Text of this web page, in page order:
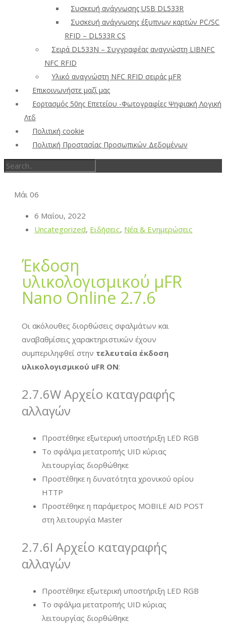
Συσκευή ανάγνωσης USB DL533R
Συσκευή ανάγνωσης έξυπνων καρτών PC/SC
RFID – DL533R CS
Σειρά DL533N – Συγγραφέας αναγνώστη LIBNFC
NFC RFID
Υλικό αναγνώστη NFC RFID σειράς μFR
Επικοινωνήστε μαζί μας
Εορτασμός 50ης Επετείου -Φωτογραφίες Ψηφιακή Λογική
Λτδ
Πολιτική cookie
Πολιτική Προστασίας Προσωπικών Δεδομένων
Μάι 06
6 Μαΐου, 2022
Uncategorized, Ειδήσεις, Νέα & Ενημερώσεις
Έκδοση
υλικολογισμικού μFR
Nano Online 2.7.6
Οι ακόλουθες διορθώσεις σφαλμάτων και
αναβαθμίσεις χαρακτηριστικών έχουν
συμπεριληφθεί στην τελευταία έκδοση
υλικολογισμικού uFR ON:
2.7.6W Αρχείο καταγραφής
αλλαγών
Προστέθηκε εξωτερική υποστήριξη LED RGB
Το σφάλμα μετατροπής UID κύριας
λειτουργίας διορθώθηκε
Προστέθηκε η δυνατότητα χρονικού ορίου
HTTP
Προστέθηκε η παράμετρος MOBILE AID POST
στη λειτουργία Master
2.7.6I Αρχείο καταγραφής
αλλαγών
Προστέθηκε εξωτερική υποστήριξη LED RGB
Το σφάλμα μετατροπής UID κύριας
λειτουργίας διορθώθηκε